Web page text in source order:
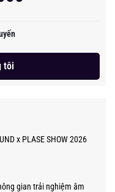
tôi
x PLASE SHOW 2026
gian trải nghiệm âm